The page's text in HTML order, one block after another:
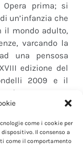
come i cookie per
Il consenso a
come il comportamento
prima; si
un’infanzia che
il mondo adulto,
varcando la
una pensosa
edizione del
2009 e il
2010 con
dopo vince il
e il premio
. Nel febbraio